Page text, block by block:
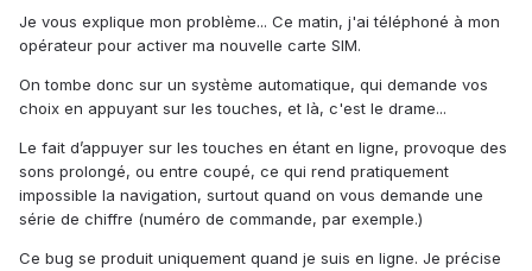
Je vous explique mon problème... Ce matin, j'ai téléphoné à mon
opérateur pour activer ma nouvelle carte SIM.
On tombe donc sur un système automatique, qui demande vos
choix en appuyant sur les touches, et là, c'est le drame...
Le fait d’appuyer sur les touches en étant en ligne, provoque des
sons prolongé, ou entre coupé, ce qui rend pratiquement
impossible la navigation, surtout quand on vous demande une
série de chiffre (numéro de commande, par exemple.)
Ce bug se produit uniquement quand je suis en ligne. Je précise